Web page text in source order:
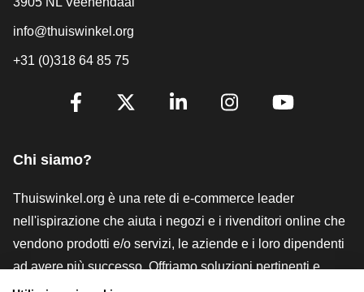
info@thuiswinkel.org
+31 (0)318 64 85 75
[_General:SocialMediaTitle]
Chi siamo?
Thuiswinkel.org è una rete di e-commerce leader
nell'ispirazione che aiuta i negozi e i rivenditori online che
vendono prodotti e/o servizi, le aziende e i loro dipendenti
ad avere più successo. Offriamo soluzioni pertinenti e